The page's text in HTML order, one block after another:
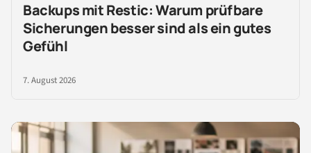
Backups mit Restic: Warum prüfbare
Sicherungen besser sind als ein gutes
Gefühl
7. August 2026